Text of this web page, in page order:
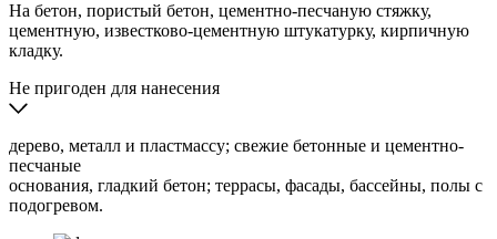
На бетон, пористый бетон, цементно-песчаную стяжку,
цементную, известково-цементную штукатурку, кирпичную
кладку.
Не пригоден для нанесения
дерево, металл и пластмассу; свежие бетонные и цементно-
песчаные
основания, гладкий бетон; террасы, фасады, бассейны, полы с
подогревом.